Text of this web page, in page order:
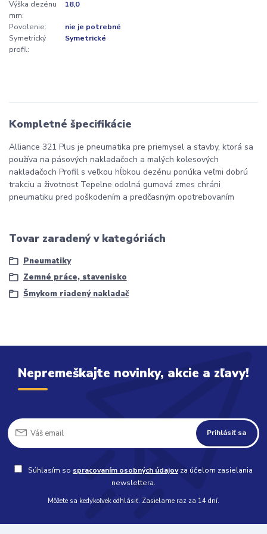
Výška dezénu
mm:
18,0
Povolenie:
nie je potrebné
Symetrický
profil:
Symetrické
Kompletné špecifikácie
Alliance 321 Plus je pneumatika pre priemysel a stavby, ktorá sa
používa na pásových nakladačoch a malých kolesových
nakladačoch Profil s veľkou hĺbkou dezénu ponúka veľmi dobrú
trakciu a životnost Tepelne odolná gumová zmes chráni
pneumatiku pred poškodením a predčasným opotrebovaním
Tovar zaradený v kategóriách
Pneumatiky
Zemné práce, stavenisko
Šmykom riadený nakladač
Nepremeškajte novinky, akcie a zľavy!
Prihlásiť sa
Súhlasím so spracovaním osobných údajovza účelom zasielania
newslettera.
Môžete sa kedykoľvek odhlásiť. Zasielame raz za 14 dní.